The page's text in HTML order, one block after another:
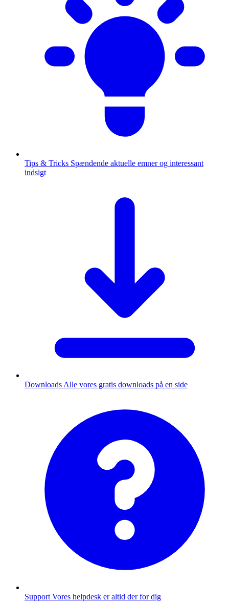
Tips & Tricks Spændende aktuelle emner og interessant
indsigt
Downloads Alle vores gratis downloads på en side
Support Vores helpdesk er altid der for dig